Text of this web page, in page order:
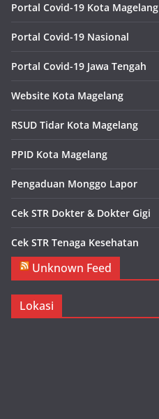
Portal Covid-19 Kota Magelang
Portal Covid-19 Nasional
Portal Covid-19 Jawa Tengah
Website Kota Magelang
RSUD Tidar Kota Magelang
PPID Kota Magelang
Pengaduan Monggo Lapor
Cek STR Dokter & Dokter Gigi
Cek STR Tenaga Kesehatan
Unknown Feed
Lokasi